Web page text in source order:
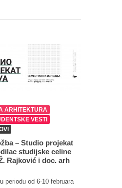
ARHITEKTURA
VESTI
– Studio projekat
studijske celine
Rajković i doc. arh
periodu od 6-10 februara